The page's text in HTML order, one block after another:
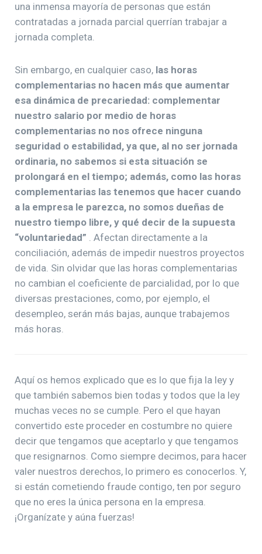
una inmensa mayoría de personas que están
contratadas a jornada parcial querrían trabajar a
jornada completa.
Sin embargo, en cualquier caso, las horas
complementarias no hacen más que aumentar
esa dinámica de precariedad: complementar
nuestro salario por medio de horas
complementarias no nos ofrece ninguna
seguridad o estabilidad, ya que, al no ser jornada
ordinaria, no sabemos si esta situación se
prolongará en el tiempo; además, como las horas
complementarias las tenemos que hacer cuando
a la empresa le parezca, no somos dueñas de
nuestro tiempo libre, y qué decir de la supuesta
“voluntariedad” . Afectan directamente a la
conciliación, además de impedir nuestros proyectos
de vida. Sin olvidar que las horas complementarias
no cambian el coeficiente de parcialidad, por lo que
diversas prestaciones, como, por ejemplo, el
desempleo, serán más bajas, aunque trabajemos
más horas.
Aquí os hemos explicado que es lo que fija la ley y
que también sabemos bien todas y todos que la ley
muchas veces no se cumple. Pero el que hayan
convertido este proceder en costumbre no quiere
decir que tengamos que aceptarlo y que tengamos
que resignarnos. Como siempre decimos, para hacer
valer nuestros derechos, lo primero es conocerlos. Y,
si están cometiendo fraude contigo, ten por seguro
que no eres la única persona en la empresa.
¡Organízate y aúna fuerzas!